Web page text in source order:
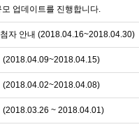
업데이트를 진행합니다.
자 안내 (2018.04.16~2018.04.30)
(2018.04.09~2018.04.15)
(2018.04.02~2018.04.08)
(2018.03.26 ~ 2018.04.01)